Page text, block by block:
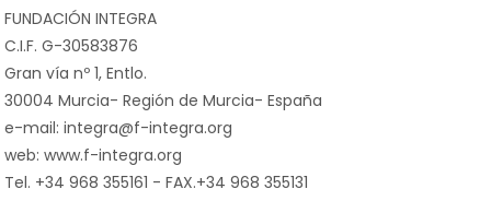
FUNDACIÓN INTEGRA
C.I.F. G-30583876
Gran vía nº 1, Entlo.
30004 Murcia- Región de Murcia- España
e-mail: integra@f-integra.org
web: www.f-integra.org
Tel. +34 968 355161 - FAX.+34 968 355131